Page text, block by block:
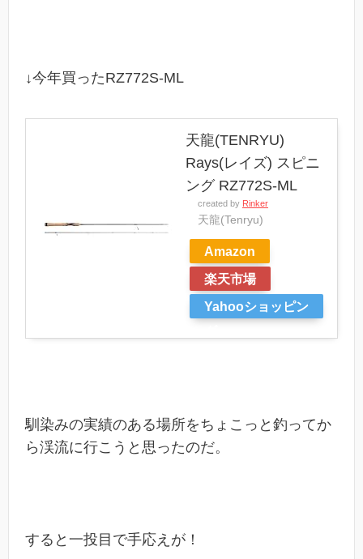
↓今年買ったRZ772S-ML
天龍(TENRYU)
Rays(レイズ) スピニ
ング RZ772S-ML
created by Rinker
天龍(Tenryu)
Amazon
楽天市場
Yahooショッピン
馴染みの実績のある場所をちょこっと釣ってか
ら渓流に行こうと思ったのだ。
すると一投目で手応えが！